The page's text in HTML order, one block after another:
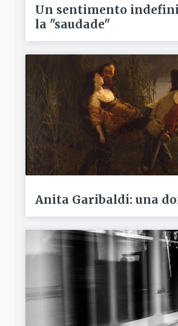
Un sentimento
la "saudade"
Anita Garibaldi: una